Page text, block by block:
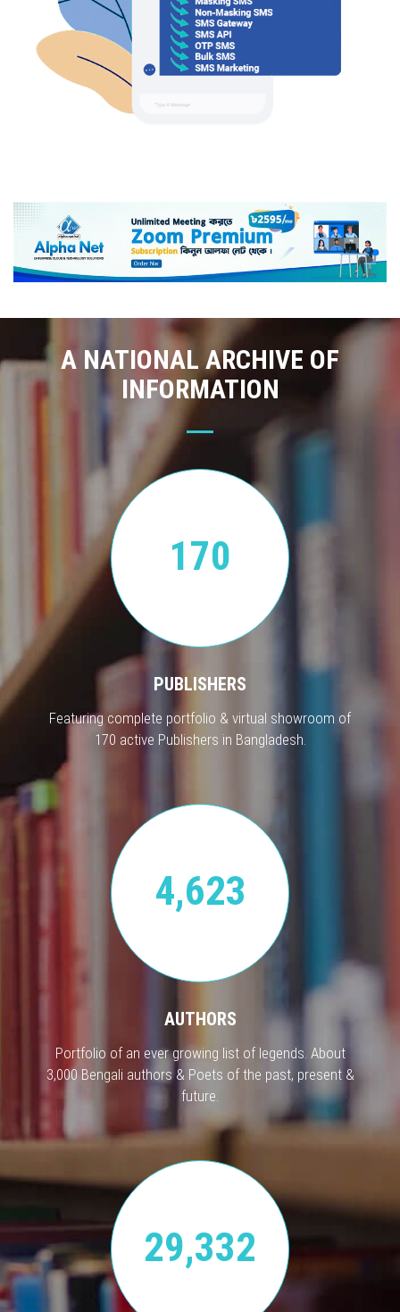
A NATIONAL ARCHIVE OF
INFORMATION
170
PUBLISHERS
Featuring complete portfolio & virtual showroom of
170 active Publishers in Bangladesh.
4,623
AUTHORS
Portfolio of an ever growing list of legends. About
3,000 Bengali authors & Poets of the past, present &
future.
29,332